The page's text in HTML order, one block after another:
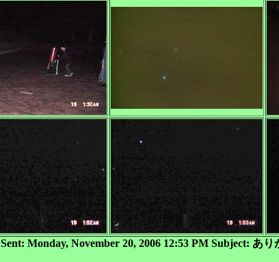
Sent: Monday, November 20, 2006 12:53 PM Subject: あ